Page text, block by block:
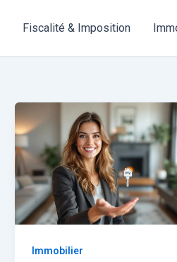
Fiscalité & Imposition
Immobilier